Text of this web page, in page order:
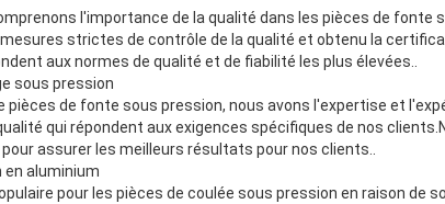
l'importance de la qualité dans les pièces de fonte
strictes de contrôle de la qualité et obtenu la
aux normes de qualité et de fiabilité les plus élevées..
sous pression
pièces de fonte sous pression, nous avons l'expertise et
qui répondent aux exigences spécifiques de nos
assurer les meilleurs résultats pour nos clients..
aluminium
pour les pièces de coulée sous pression en raison de